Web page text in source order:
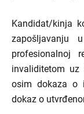
Kandidat/kinja
profesionalnoj
invaliditetom
osim dokaza o
dokaz o